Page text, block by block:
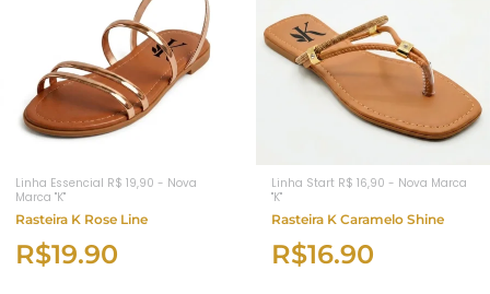
Linha Essencial R$ 19,90 - Nova
Marca "K"
Rasteira K Rose Line
R$19.90
Linha Start R$ 16,90 - Nova Marca
"K"
Rasteira K Caramelo Shine
R$16.90